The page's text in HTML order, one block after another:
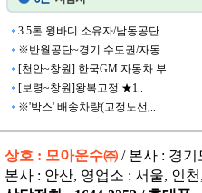
3.5톤 윙바디 소유자/남동공단..
※반월공단~경기 수도권/자동..
[천안~창원] 한국GM 자동차 부..
[보령~창원]왕복고정 ★1..
※'박스' 배송차량(고정노선,..
상호 : 모아운수㈜ / 본사 : 경기
본사 : 안산, 영업소 : 서울, 인